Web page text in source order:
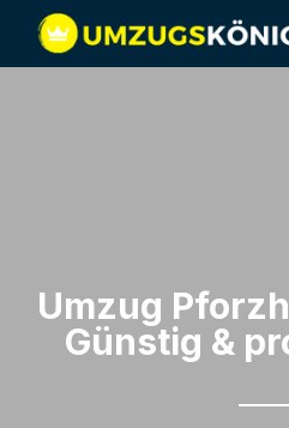
Umzug
Günstig &